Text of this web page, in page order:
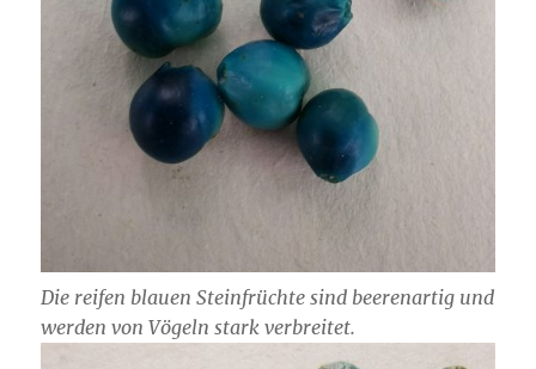
Die reifen blauen Steinfrüchte sind beerenartig und
werden von Vögeln stark verbreitet.